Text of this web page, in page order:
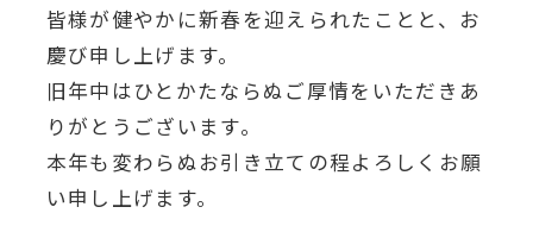
皆様が健やかに新春を迎えられたことと、お
慶び申し上げます。
旧年中はひとかたならぬご厚情をいただきあ
りがとうございます。
本年も変わらぬお引き立ての程よろしくお願
い申し上げます。